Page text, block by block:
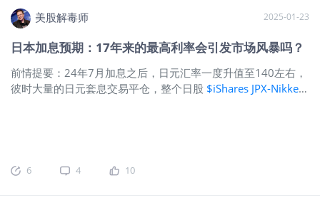
20均走平或向上大概率会迎来一波上涨。经验：周线金叉行情
往往更持久） 3、神奇9转（日线低9作用大）：日线：无，周
线：高6，月线：高9后1月。 4、SKDJ指标：日K值88左右，周
线K值89左右，月线K值92。（日线调整中：SKDJ低位金叉特别
是低位金叉底背离是判断短线见底的重要信号）（牛市中：周
SKDJ高位横盘钝化是常态。周线、月级调整中：低位金叉在判
测，多方盯好5日均线，5日均不破一直持有。支撑位：5日均。
中线：上周大涨6.51%，本周初
场上压力巨大。另一方面，国内通胀持续攀升，虽然部分是输
入性通胀，但物价上涨已影响到民众生活和企业成本，低利率
已无法适应经济现状。加息对日本本国存在一定利好。从宏观
众购买力，加息后，借贷成本上升，企业和个人消费、投资会
更加谨慎，从而使市场需求降温，物价上涨速度得到控制。同
交易来说，日本央行加息，借入日元的成本就变高了。现在市
美股解毒师 2025-01-23
日本加息预期：17年来的最高利率会引发市场风暴吗？
前情提要：24年7月加息之后，日元汇率一度升值至140左右，
彼时大量的日元套息交易平仓，整个日股 $iShares JPX-Nikkei
会中，植田行长发言边际偏鸽，也造成了日元汇率进一步回
6 4 10